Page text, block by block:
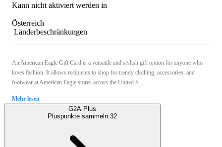
Kann nicht aktiviert werden in
Österreich
Länderbeschränkungen
An American Eagle Gift Card is a versatile and stylish gift option for anyone who
loves fashion. It allows recipients to shop for trendy clothing, accessories, and
footwear at American Eagle stores across the United S ...
Mehr lesen
G2A Plus
Pluspunkte sammeln:32